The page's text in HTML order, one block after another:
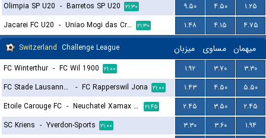
Olimpia SP U20 - Barretos SP U20 ۲۱:۳۰ ۹.۵۰ ۴.۵۰
۱.۲۵
Jacarei FC U20 - Uniao Mogi das Cruzes FC U20 ۲۱:۳۰ ۱.۴۸ ۴.۱۵
۴.۷۵
Switzerland Challenge League میزبان مساوی میهمان
FC Winterthur - FC Wil 1900 ۲۱:۰۰ ۱.۹۲ ۳.۷۰
۳.۳۰
FC Stade Lausanne Ouchy
- FC Rapperswil Jona ۲۱:۰۰ ۱.۴۳ ۴.۵۰
۵.۵۰
Etoile Carouge FC - Neuchatel Xamax FC ۲۱:۴۵ ۲.۴۵ ۳.۵۰
۲.۴۵
SC Kriens - Yverdon-Sports ۲۱:۰۰ ۳.۳۰ ۳.۶۰
۱.۹۴